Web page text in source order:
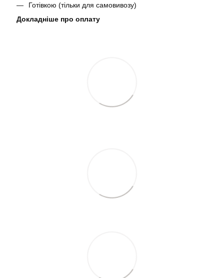
Готівкою (тільки для самовивозу)
Докладніше про оплату